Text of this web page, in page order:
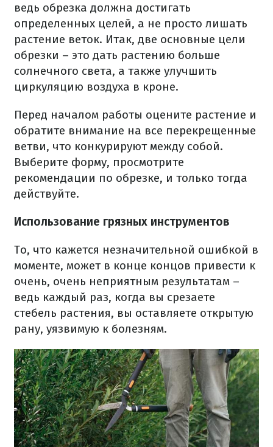
ведь обрезка должна достигать
определенных целей, а не просто лишать
растение веток. Итак, две основные цели
обрезки – это дать растению больше
солнечного света, а также улучшить
циркуляцию воздуха в кроне.
Перед началом работы оцените растение и
обратите внимание на все перекрещенные
ветви, что конкурируют между собой.
Выберите форму, просмотрите
рекомендации по обрезке, и только тогда
действуйте.
Использование грязных инструментов
То, что кажется незначительной ошибкой в
моменте, может в конце концов привести к
очень, очень неприятным результатам –
ведь каждый раз, когда вы срезаете
стебель растения, вы оставляете открытую
рану, уязвимую к болезням.